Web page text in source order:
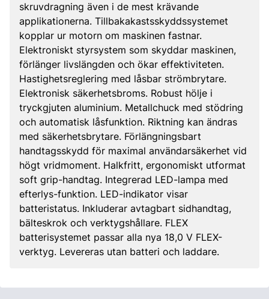
skruvdragning även i de mest krävande
applikationerna. Tillbakakastsskyddssystemet
kopplar ur motorn om maskinen fastnar.
Elektroniskt styrsystem som skyddar maskinen,
förlänger livslängden och ökar effektiviteten.
Hastighetsreglering med låsbar strömbrytare.
Elektronisk säkerhetsbroms. Robust hölje i
tryckgjuten aluminium. Metallchuck med stödring
och automatisk låsfunktion. Riktning kan ändras
med säkerhetsbrytare. Förlängningsbart
handtagsskydd för maximal användarsäkerhet vid
högt vridmoment. Halkfritt, ergonomiskt utformat
soft grip-handtag. Integrerad LED-lampa med
efterlys-funktion. LED-indikator visar
batteristatus. Inkluderar avtagbart sidhandtag,
bälteskrok och verktygshållare. FLEX
batterisystemet passar alla nya 18,0 V FLEX-
verktyg. Levereras utan batteri och laddare.